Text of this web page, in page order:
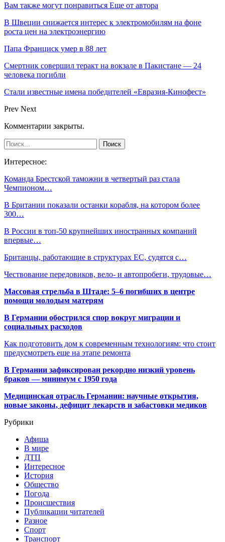
Вам также могут понравиться Еще от автора
В Швеции снижается интерес к электромобилям на фоне
роста цен на электроэнергию
Папа Франциск умер в 88 лет
Смертник совершил теракт на вокзале в Пакистане — 24
человека погибли
Стали известные имена победителей «Евразия-Кинофест»
Prev Next
Комментарии закрыты.
Интересное:
Команда Брестской таможни в четвертый раз стала
Чемпионом…
В Британии показали останки корабля, на котором более
300…
В России в топ-50 крупнейших иностранных компаний
впервые…
Британцы, работающие в структурах ЕС, судятся с…
Чествование передовиков, вело- и автопробеги, трудовые…
Массовая стрельба в Штаде: 5–6 погибших в центре
помощи молодым матерям
В Германии обострился спор вокруг миграции и
социальных расходов
Как подготовить дом к современным технологиям: что стоит
предусмотреть еще на этапе ремонта
В Германии зафиксирован рекордно низкий уровень
браков — минимум с 1950 года
Медицинская отрасль Германии: научные открытия,
новые законы, дефицит лекарств и забастовки медиков
Рубрики
Афиша
В мире
ДТП
Интересное
История
Общество
Погода
Происшествия
Публикации читателей
Разное
Спорт
Транспорт